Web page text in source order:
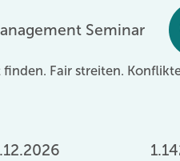
Seminar
Fair streiten.